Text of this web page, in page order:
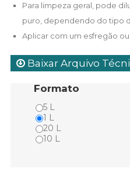
Para limpeza geral, pode
puro, dependendo do tipo
Aplicar com um esfregão
Baixar Arquivo
Formato
5 L
1 L
20 L
10 L